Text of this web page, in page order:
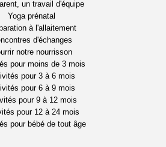
un travail d'équipe
Yoga prénatal
à l'allaitement
d'échanges
notre nourrisson
pour moins de 3 mois
pour 3 à 6 mois
pour 6 à 9 mois
pour 9 à 12 mois
pour 12 à 24 mois
pour bébé de tout âge